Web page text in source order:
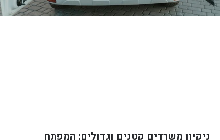
ניקיון משרדים קטנים וגדולים: המפתח